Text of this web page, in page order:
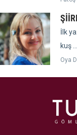
İlk
kuş ...
Oya